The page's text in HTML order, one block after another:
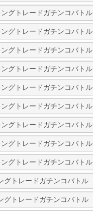
グトレードガチンコバトル
グトレードガチンコバトル
グトレードガチンコバトル
グトレードガチンコバトル
グトレードガチンコバトル
グトレードガチンコバトル
グトレードガチンコバトル
グトレードガチンコバトル
グトレードガチンコバトル
グトレードガチンコバトル
グトレードガチンコバトル